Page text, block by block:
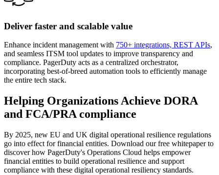
Deliver faster and scalable value
Enhance incident management with 750+ integrations, REST APIs,
and seamless ITSM tool updates to improve transparency and
compliance. PagerDuty acts as a centralized orchestrator,
incorporating best-of-breed automation tools to efficiently manage
the entire tech stack.
Helping Organizations Achieve DORA
and FCA/PRA compliance
By 2025, new EU and UK digital operational resilience regulations
go into effect for financial entities. Download our free whitepaper to
discover how PagerDuty's Operations Cloud helps empower
financial entities to build operational resilience and support
compliance with these digital operational resiliency standards.